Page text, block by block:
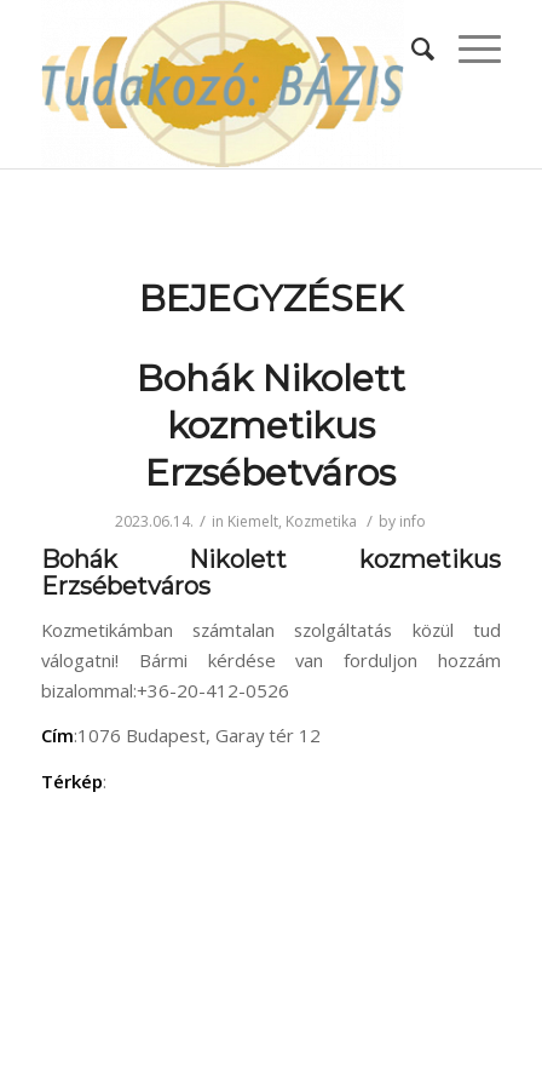
BEJEGYZÉSEK
Bohák Nikolett
kozmetikus
Erzsébetváros
2023.06.14. / in Kiemelt, Kozmetika / by info
Bohák Nikolett kozmetikus
Erzsébetváros
Kozmetikámban számtalan szolgáltatás közül tud
válogatni! Bármi kérdése van forduljon hozzám
bizalommal:+36-20-412-0526
Cím:1076 Budapest, Garay tér 12
Térkép: